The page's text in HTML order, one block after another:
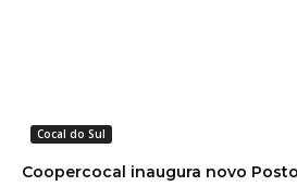
Cocal do Sul
Coopercocal inaugura novo